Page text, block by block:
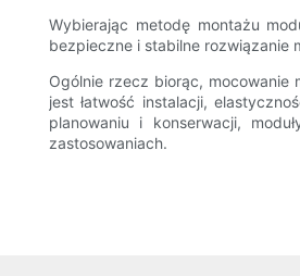
Wybierając metodę montażu
bezpieczne i stabilne rozwiązanie
Ogólnie rzecz biorąc, mocowanie
jest łatwość instalacji,
planowaniu i konserwacji,
zastosowaniach.